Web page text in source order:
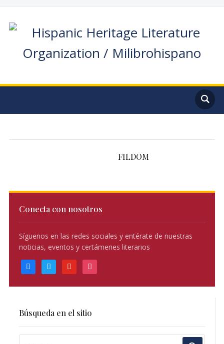
Conecta con nosotros
Síguenos en las redes sociales y entérate de nuestras
noticias, eventos y certámenes literarios
facebooktwitter youtube instagram
Búsqueda en el sitio
FILDOM